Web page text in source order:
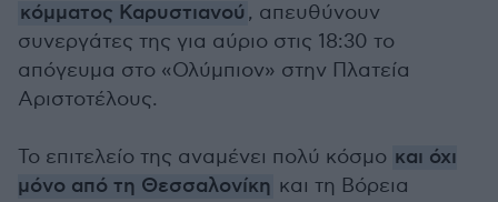
κόμματος Καρυστιανού , απευθύνουν
συνεργάτες της για αύριο στις 18:30 το
απόγευμα στο «Ολύμπιον» στην Πλατεία
Αριστοτέλους.
Το επιτελείο της αναμένει πολύ κόσμο και όχι
μόνο από τη Θεσσαλονίκη και τη Βόρεια